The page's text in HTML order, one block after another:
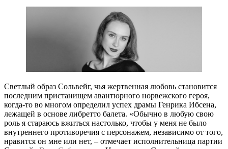
Светлый образ Сольвейг, чья жертвенная любовь становится
последним пристанищем авантюрного норвежского героя,
когда-то во многом определил успех драмы Генрика Ибсена,
лежащей в основе либретто балета. «Обычно в любую свою
роль я стараюсь вжиться настолько, чтобы у меня не было
внутреннего противоречия с персонажем, независимо от того,
нравится он мне или нет, – отмечает исполнительница партии